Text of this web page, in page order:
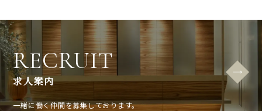
RECRUIT
求人案内
一緒に働く仲間を募集しております。